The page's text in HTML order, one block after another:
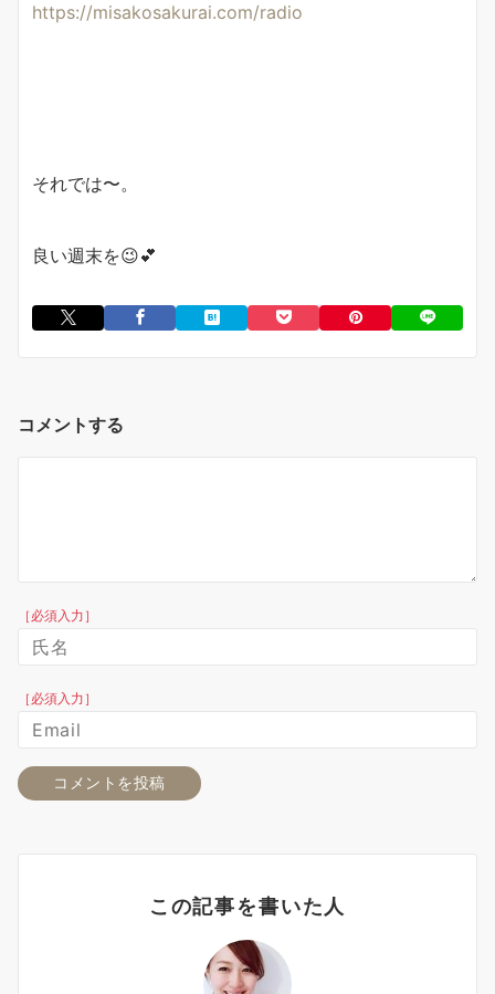
https://misakosakurai.com/radio
それでは〜。
良い週末を😉💕
コメントする
［必須入力］
［必須入力］
この記事を書いた人